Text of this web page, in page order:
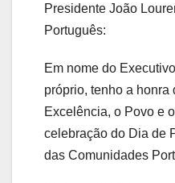
Presidente João
Português:
Em nome do
próprio, tenho a honra
Excelência, o Povo e
celebração do Dia de
das Comunidades